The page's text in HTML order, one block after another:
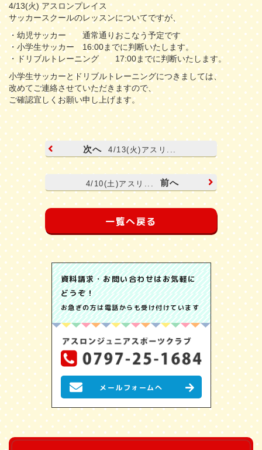
4/13(火) アスロンプレイス
サッカースクールのレッスンについてですが、
・幼児サッカー 通常通りおこなう予定です
・小学生サッカー 16:00までに判断いたします。
・ドリブルトレーニング 17:00までに判断いたします。
小学生サッカーとドリブルトレーニングにつきましては、
改めてご連絡させていただきますので、
ご確認宜しくお願い申し上げます。
次へ 4/13(火)アスリ...
4/10(土)アスリ... 前へ
一覧へ戻る
資料請求・お問い合わせはお気軽に
どうぞ！
お急ぎの方は電話からも受け付けています
メールフォームへ